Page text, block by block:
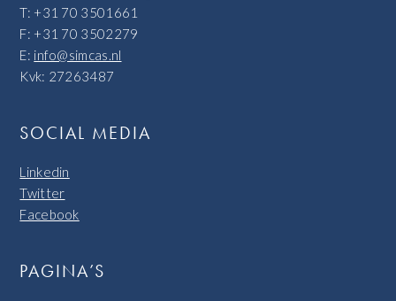
T: +31 70 3501661
F: +31 70 3502279
E: info@simcas.nl
Kvk: 27263487
SOCIAL MEDIA
Linkedin
Twitter
Facebook
PAGINA’S